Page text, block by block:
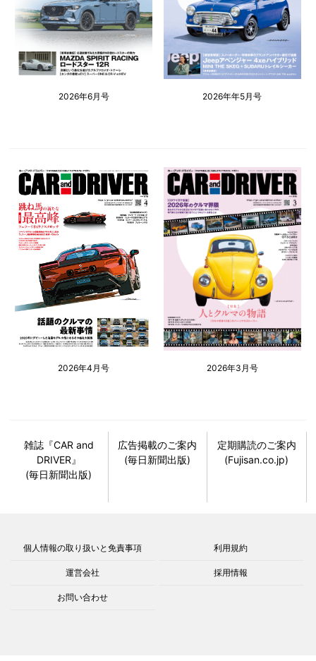
2026年6月号 2026年年5月号
2026年4月号 2026年3月号
雑誌『CAR and
DRIVER』
(毎日新聞出版)
広告掲載のご案内
(毎日新聞出版)
定期購読のご案内
(Fujisan.co.jp)
個人情報の取り扱いと免責事項 利用規約
運営会社 採用情報
お問い合わせ